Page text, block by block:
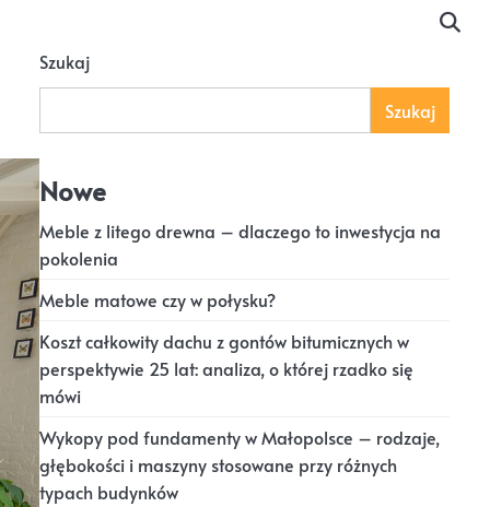
Szukaj
Szukaj
Nowe
Meble z litego drewna – dlaczego to inwestycja na
pokolenia
Meble matowe czy w połysku?
Koszt całkowity dachu z gontów bitumicznych w
perspektywie 25 lat: analiza, o której rzadko się
mówi
Wykopy pod fundamenty w Małopolsce – rodzaje,
głębokości i maszyny stosowane przy różnych
typach budynków